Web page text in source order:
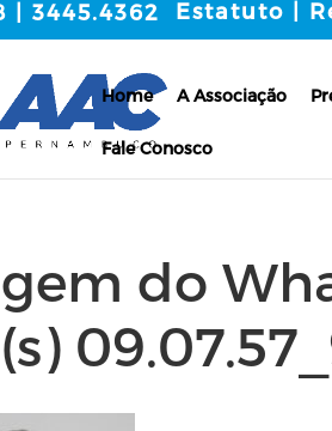
| 3445.4362 Estatuto |
Home A Associação
Fale Conosco
do